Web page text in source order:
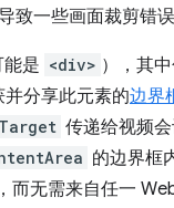
一些画面裁剪错误
能是 <div> ），其
分享此元素的边界
传递给视频
的边界框
而无需来自任一